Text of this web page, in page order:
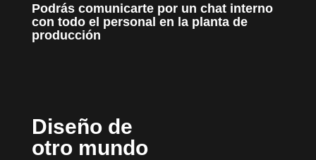
Podrás comunicarte por un chat interno
con todo el personal en la planta de
producción
Diseño de
otro mundo